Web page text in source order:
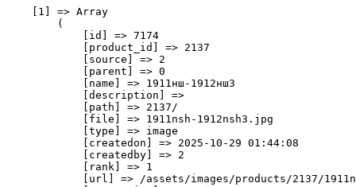
    [1] => Array
        (
            [id] => 7174
            [product_id] => 2137
            [source] => 2
            [parent] => 0
            [name] => 1911нш-1912нш3
            [description] =>
            [path] => 2137/
            [file] => 1911nsh-1912nsh3.jpg
            [type] => image
            [createdon] => 2025-10-29 01:44:08
            [createdby] => 2
            [rank] => 1
[url] => /assets/images/products/2137/